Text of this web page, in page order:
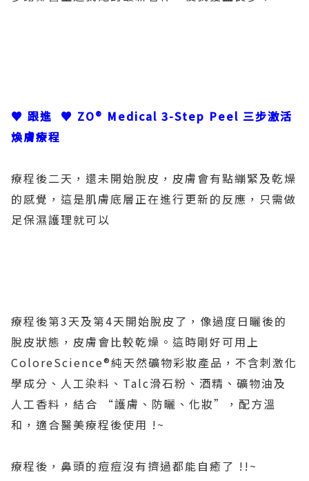
♥ 跟進 ♥ ZO® Medical 3-Step Peel 三步激活
煥膚療程
療程後二天，還未開始脫皮，皮膚會有點繃緊及乾燥
的感覺，這是肌膚底層正在進行更新的反應，只需做
足保濕護理就可以
療程後第3天及第4天開始脫皮了，像過度日曬後的
脫皮狀態，皮膚會比較乾燥。這時剛好可用上
ColoreScience®純天然礦物彩妝產品，不含刺激化
學成分、人工染料、Talc滑石粉、酒精、礦物油及
人工香料，結合 “護膚、防曬、化妝”，配方溫
和，適合醫美療程後使用 !~
療程後，鼻頭的痘痘沒有擠過都能自癒了 !!~